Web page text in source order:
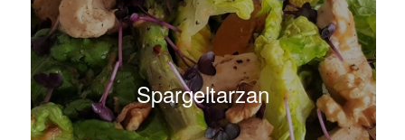
Spargeltarzan